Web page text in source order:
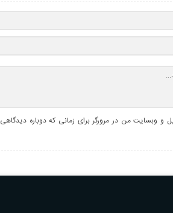
و وبسایت من در مرورگر برای زمانی که دوباره دیدگاهی